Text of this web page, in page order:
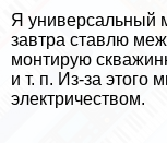
Я универсальный
завтра ставлю
монтирую
и т. п. Из-за этого
электричеством.